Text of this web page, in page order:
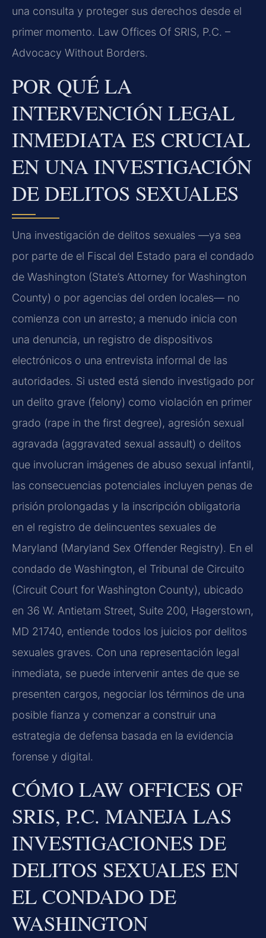
una consulta y proteger sus derechos desde el
primer momento. Law Offices Of SRIS, P.C. –
Advocacy Without Borders.
POR QUÉ LA
INTERVENCIÓN LEGAL
INMEDIATA ES CRUCIAL
EN UNA INVESTIGACIÓN
DE DELITOS SEXUALES
Una investigación de delitos sexuales —ya sea
por parte de el Fiscal del Estado para el condado
de Washington (State’s Attorney for Washington
County) o por agencias del orden locales— no
comienza con un arresto; a menudo inicia con
una denuncia, un registro de dispositivos
electrónicos o una entrevista informal de las
autoridades. Si usted está siendo investigado por
un delito grave (felony) como violación en primer
grado (rape in the first degree), agresión sexual
agravada (aggravated sexual assault) o delitos
que involucran imágenes de abuso sexual infantil,
las consecuencias potenciales incluyen penas de
prisión prolongadas y la inscripción obligatoria
en el registro de delincuentes sexuales de
Maryland (Maryland Sex Offender Registry). En el
condado de Washington, el Tribunal de Circuito
(Circuit Court for Washington County), ubicado
en 36 W. Antietam Street, Suite 200, Hagerstown,
MD 21740, entiende todos los juicios por delitos
sexuales graves. Con una representación legal
inmediata, se puede intervenir antes de que se
presenten cargos, negociar los términos de una
posible fianza y comenzar a construir una
estrategia de defensa basada en la evidencia
forense y digital.
CÓMO LAW OFFICES OF
SRIS, P.C. MANEJA LAS
INVESTIGACIONES DE
DELITOS SEXUALES EN
EL CONDADO DE
WASHINGTON